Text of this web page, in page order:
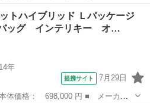
ィット ■ グレード名： ＲＳ ホ
イオーディオ ホンダセンシング
トハイブリッド Ｌパッケージ
ッグ インテリキー オ…
年
提携サイト 7月29日